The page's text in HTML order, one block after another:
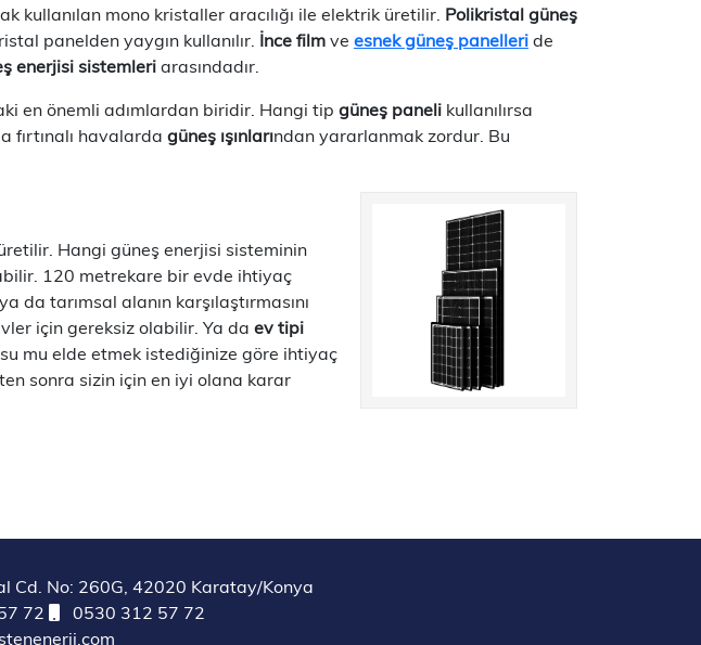
kullanılan mono kristaller aracılığı ile elektrik üretilir. Polikristal güneş
panelden yaygın kullanılır. İnce film ve esnek güneş panelleri de
enerjisi sistemleri arasındadır.
en önemli adımlardan biridir. Hangi tip güneş paneli kullanılırsa
fırtınalı havalarda güneş ışınlarından yararlanmak zordur. Bu
Hangi güneş enerjisi sisteminin
120 metrekare bir evde ihtiyaç
tarımsal alanın karşılaştırmasını
için gereksiz olabilir. Ya da ev tipi
mu elde etmek istediğinize göre ihtiyaç
sonra sizin için en iyi olana karar
Cd. No: 260G, 42020 Karatay/Konya
72
0530 312 57 72